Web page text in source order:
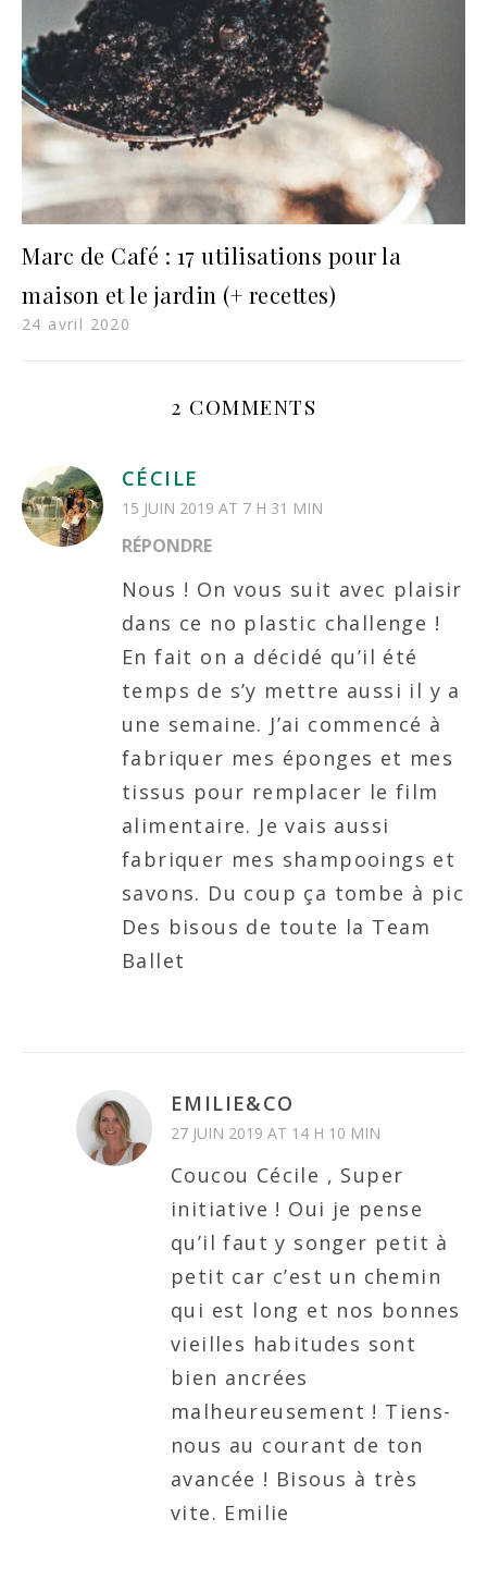
Marc de Café : 17 utilisations pour la
maison et le jardin (+ recettes)
24 avril 2020
2 COMMENTS
CÉCILE
15 JUIN 2019 AT 7 H 31 MIN
RÉPONDRE
Nous ! On vous suit avec plaisir
dans ce no plastic challenge !
En fait on a décidé qu’il été
temps de s’y mettre aussi il y a
une semaine. J’ai commencé à
fabriquer mes éponges et mes
tissus pour remplacer le film
alimentaire. Je vais aussi
fabriquer mes shampooings et
savons. Du coup ça tombe à pic
Des bisous de toute la Team
Ballet
EMILIE&CO
27 JUIN 2019 AT 14 H 10 MIN
Coucou Cécile , Super
initiative ! Oui je pense
qu’il faut y songer petit à
petit car c’est un chemin
qui est long et nos bonnes
vieilles habitudes sont
bien ancrées
malheureusement ! Tiens-
nous au courant de ton
avancée ! Bisous à très
vite. Emilie